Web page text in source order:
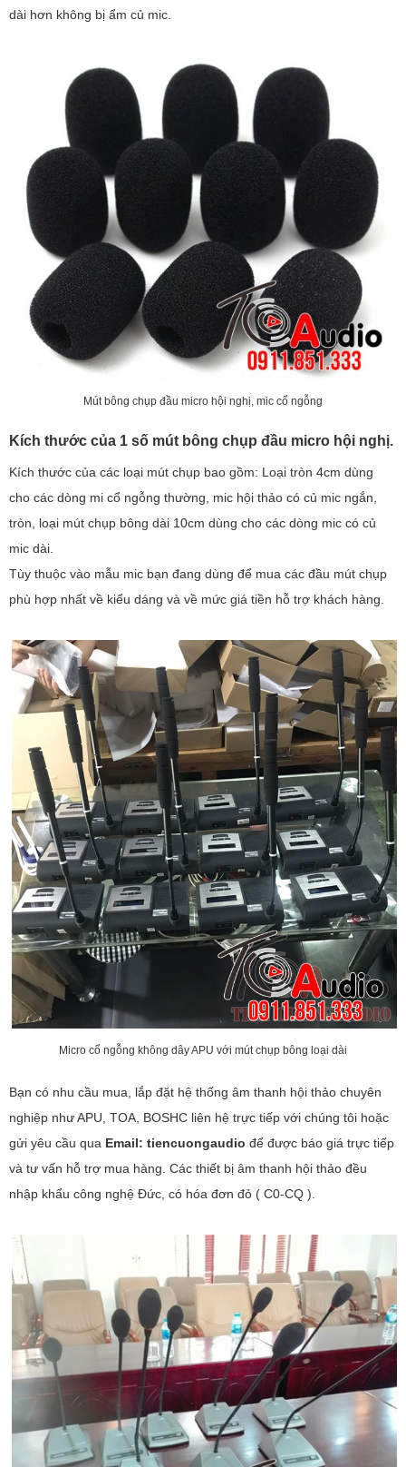
dài hơn không bị ẩm củ mic.
Mút bông chụp đầu micro hội nghị, mic cổ ngỗng
Kích thước của 1 số mút bông chụp đầu micro hội nghị.
Kích thước của các loại mút chụp bao gồm: Loại tròn 4cm dùng
cho các dòng mi cổ ngỗng thường, mic hội thảo có củ mic ngắn,
tròn, loại mút chụp bông dài 10cm dùng cho các dòng mic có củ
mic dài.
Tùy thuộc vào mẫu mic bạn đang dùng để mua các đầu mút chụp
phù hợp nhất về kiểu dáng và về mức giá tiền hỗ trợ khách hàng.
Micro cổ ngỗng không dây APU với mút chụp bông loại dài
Bạn có nhu cầu mua, lắp đặt hệ thống âm thanh hội thảo chuyên
nghiệp như APU, TOA, BOSHC liên hệ trực tiếp với chúng tôi hoặc
gửi yêu cầu qua Email: tiencuongaudio để được báo giá trực tiếp
và tư vấn hỗ trợ mua hàng. Các thiết bị âm thanh hội thảo đều
nhập khẩu công nghệ Đức, có hóa đơn đỏ ( C0-CQ ).